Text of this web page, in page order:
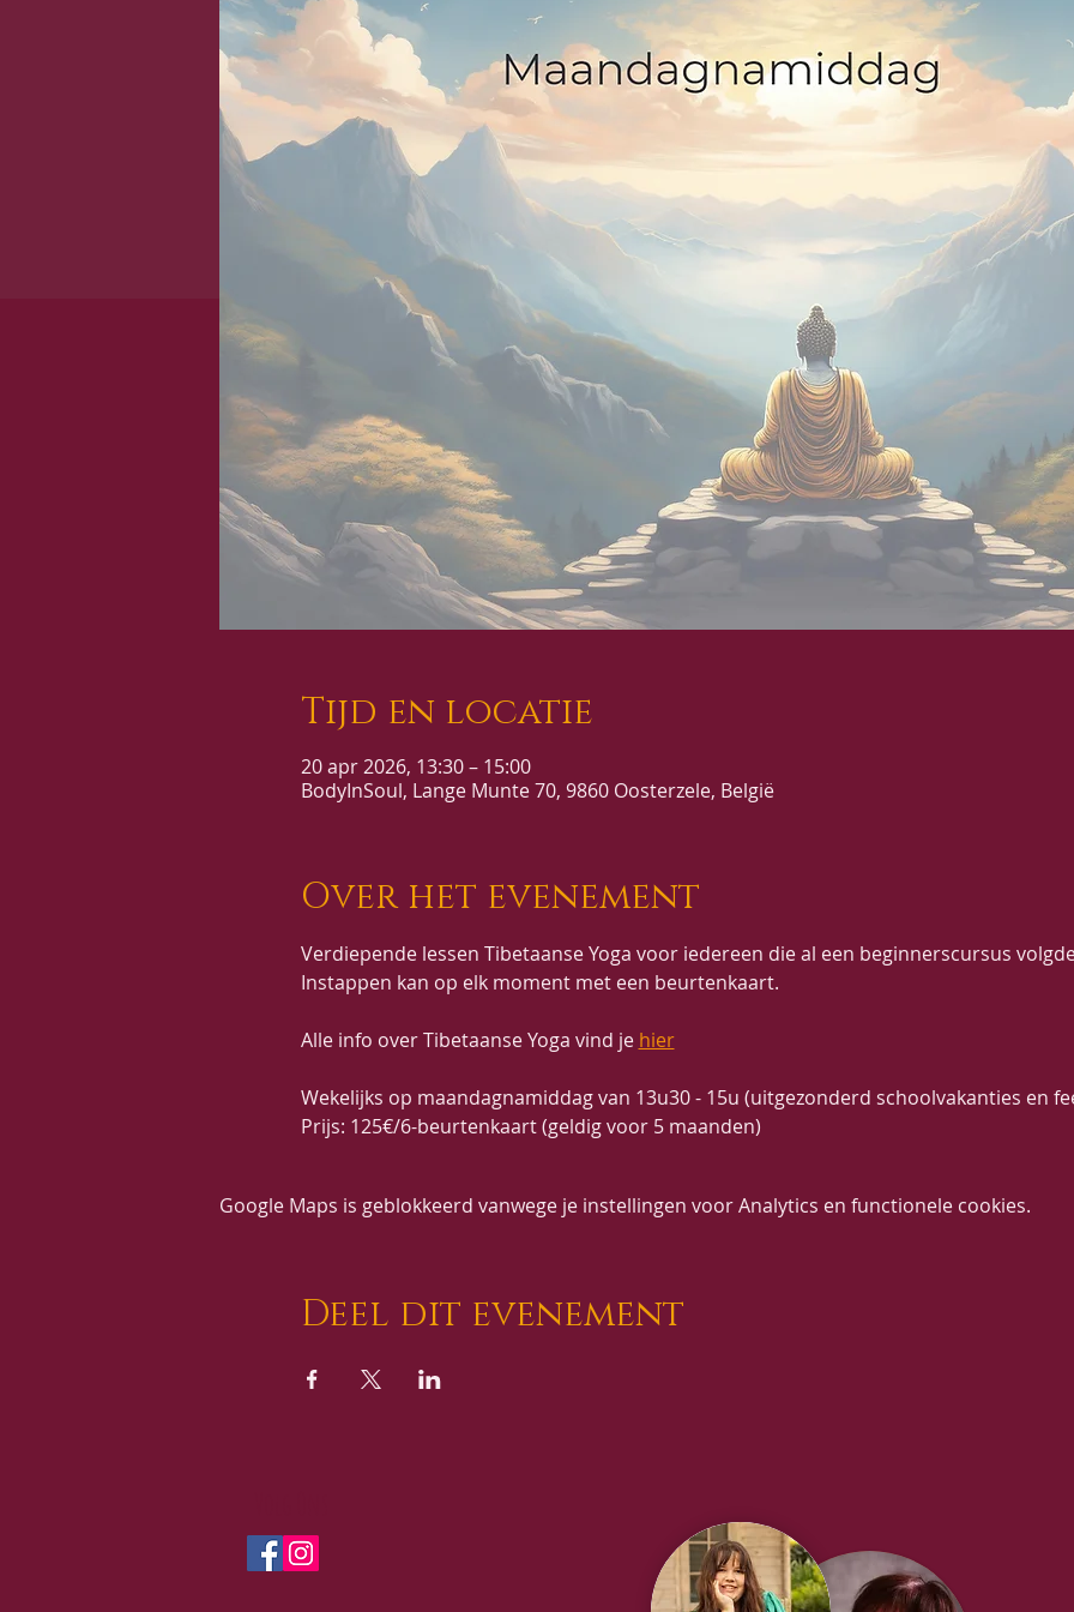
Tijd en locatie
20 apr 2026, 13:30 – 15:00
BodyInSoul, Lange Munte 70, 9860 Oosterzele, België
Over het evenement
Verdiepende lessen Tibetaanse Yoga voor iedereen die al een beginnerscursus
Instappen kan op elk moment met een beurtenkaart.
Alle info over Tibetaanse Yoga vind je hier
Wekelijks op maandagnamiddag van 13u30 - 15u (uitgezonderd schoolvakanties en
Prijs: 125€/6-beurtenkaart (geldig voor 5 maanden)
Google Maps is geblokkeerd vanwege je instellingen voor Analytics en functionele cookies.
Deel dit evenement